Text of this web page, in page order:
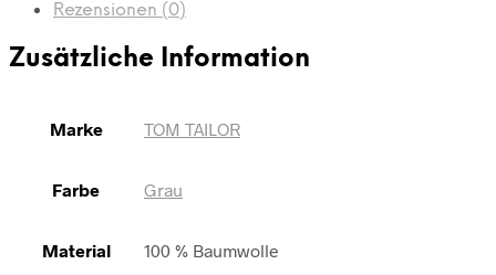
Rezensionen (0)
Zusätzliche Information
Marke TOM TAILOR
Farbe Grau
Material 100 % Baumwolle